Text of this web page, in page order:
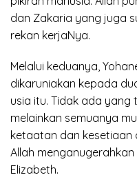
dan Zakaria yang juga
rekan kerjaNya.
Melalui keduanya,
dikaruniakan kepada
usia itu. Tidak ada yang
melainkan semuanya
ketaatan dan kesetiaan
Allah
Elizabeth.